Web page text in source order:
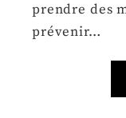
prendre des
prévenir…